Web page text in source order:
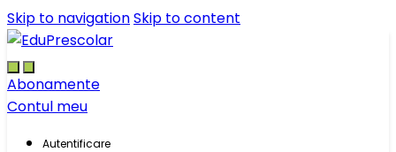
Skip to navigationSkip to content
Abonamente
Contul meu
Autentificare